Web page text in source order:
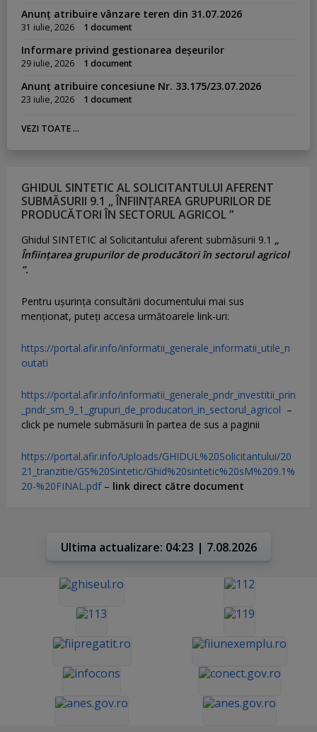
Anunț atribuire vânzare teren din 31.07.2026
31 iulie, 2026 1 document
Informare privind gestionarea deșeurilor
29 iulie, 2026 1 document
Anunț atribuire concesiune Nr. 33.175/23.07.2026
23 iulie, 2026 1 document
VEZI TOATE ...
GHIDUL SINTETIC AL SOLICITANTULUI AFERENT
SUBMĂSURII 9.1 „ ÎNFIINȚAREA GRUPURILOR DE
PRODUCĂTORI ÎN SECTORUL AGRICOL ”
Ghidul SINTETIC al Solicitantului aferent submăsurii 9.1 „
Înființarea grupurilor de producători în sectorul agricol
”.
Pentru uşurinţa consultării documentului mai sus
menţionat, puteţi accesa următoarele link-uri:
https://portal.afir.info/informatii_generale_informatii_utile_n
outati
https://portal.afir.info/informatii_generale_pndr_investitii_prin
_pndr_sm_9_1_grupuri_de_producatori_in_sectorul_agricol –
click pe numele submăsurii în partea de sus a paginii
https://portal.afir.info/Uploads/GHIDUL%20Solicitantului/20
21_tranzitie/GS%20Sintetic/Ghid%20sintetic%20sM%209.1%
20-%20FINAL.pdf– link direct către document
Ultima actualizare: 04:23 | 7.08.2026